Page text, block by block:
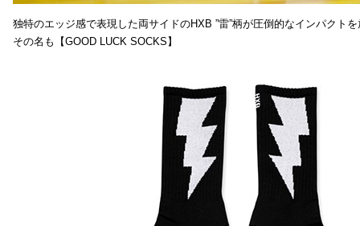
独特のエッジ感で表現した両サイドのHXB ”雷”柄が圧倒的なインパクト
その名も【GOOD LUCK SOCKS】